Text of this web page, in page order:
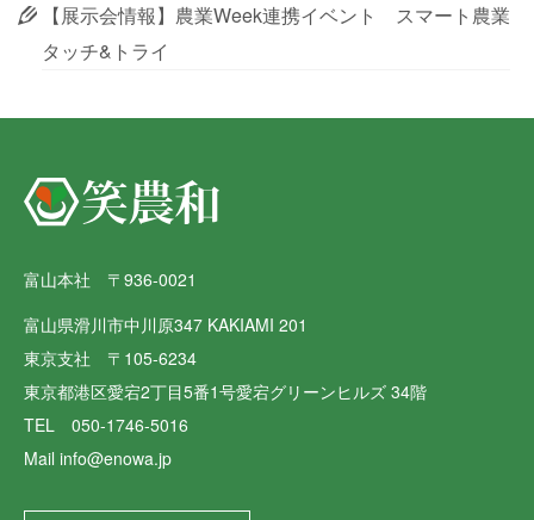
【展示会情報】農業Week連携イベント スマート農業
タッチ&トライ
富山本社 〒936-0021
富山県滑川市中川原347 KAKIAMI 201
東京支社 〒105-6234
東京都港区愛宕2丁目5番1号愛宕グリーンヒルズ 34階
TEL 050-1746-5016
Mail info@enowa.jp